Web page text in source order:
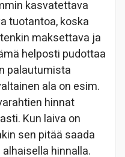
kasvatettava
tuotantoa, koska
maksettava ja
helposti pudottaa
palautumista
ala on esim.
hinnat
Kun laiva on
sen pitää saada
hinnalla.